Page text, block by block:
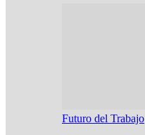
Futuro del Trabajo